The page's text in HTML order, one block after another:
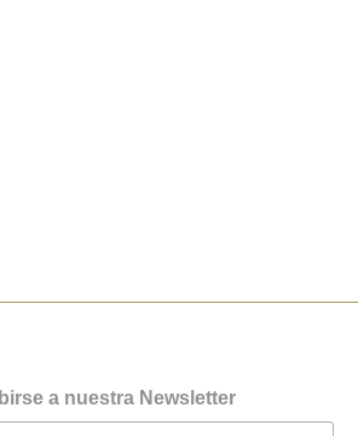
a nuestra Newsletter